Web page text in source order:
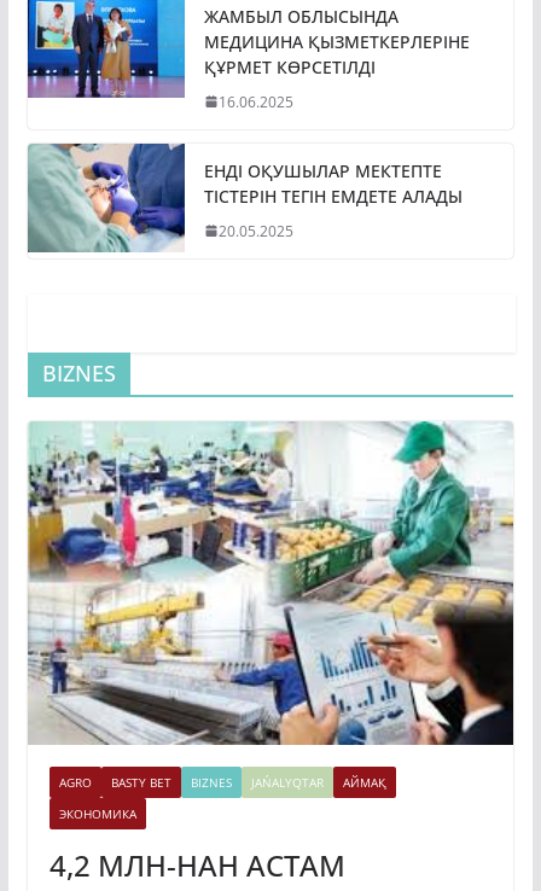
ЖАМБЫЛ ОБЛЫСЫНДА
МЕДИЦИНА ҚЫЗМЕТКЕРЛЕРІНЕ
ҚҰРМЕТ КӨРСЕТІЛДІ
16.06.2025
ЕНДІ ОҚУШЫЛАР МЕКТЕПТЕ
ТІСТЕРІН ТЕГІН ЕМДЕТЕ АЛАДЫ
20.05.2025
BIZNES
AGRO BASTY BET BIZNES JAŃALYQTAR
АЙМАҚ
ЭКОНОМИКА
4,2 МЛН-НАН АСТАМ